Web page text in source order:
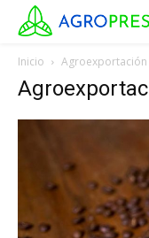
Inicio Agroexportación